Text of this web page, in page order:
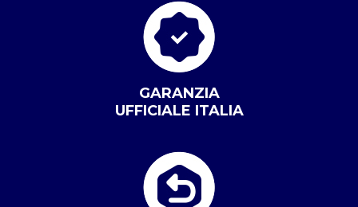
GARANZIA
UFFICIALE ITALIA